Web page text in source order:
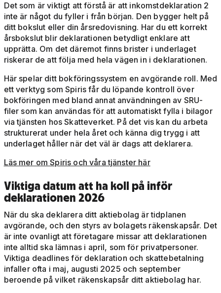
Det som är viktigt att förstå är att inkomstdeklaration 2
inte är något du fyller i från början. Den bygger helt på
ditt bokslut eller din årsredovisning. Har du ett korrekt
årsbokslut blir deklarationen betydligt enklare att
upprätta. Om det däremot finns brister i underlaget
riskerar de att följa med hela vägen in i deklarationen.
Här spelar ditt bokföringssystem en avgörande roll. Med
ett verktyg som Spiris får du löpande kontroll över
bokföringen med bland annat användningen av SRU-
filer som kan användas för att automatiskt fylla i bilagor
via tjänsten hos Skatteverket. På det vis kan du arbeta
strukturerat under hela året och känna dig trygg i att
underlaget håller när det väl är dags att deklarera.
Läs mer om Spiris och våra tjänster här
Viktiga datum att ha koll på inför
deklarationen 2026
När du ska deklarera ditt aktiebolag är tidplanen
avgörande, och den styrs av bolagets räkenskapsår. Det
är inte ovanligt att företagare missar att deklarationen
inte alltid ska lämnas i april, som för privatpersoner.
Viktiga deadlines för deklaration och skattebetalning
infaller ofta i maj, augusti 2025 och september
beroende på vilket räkenskapsår ditt aktiebolag har.